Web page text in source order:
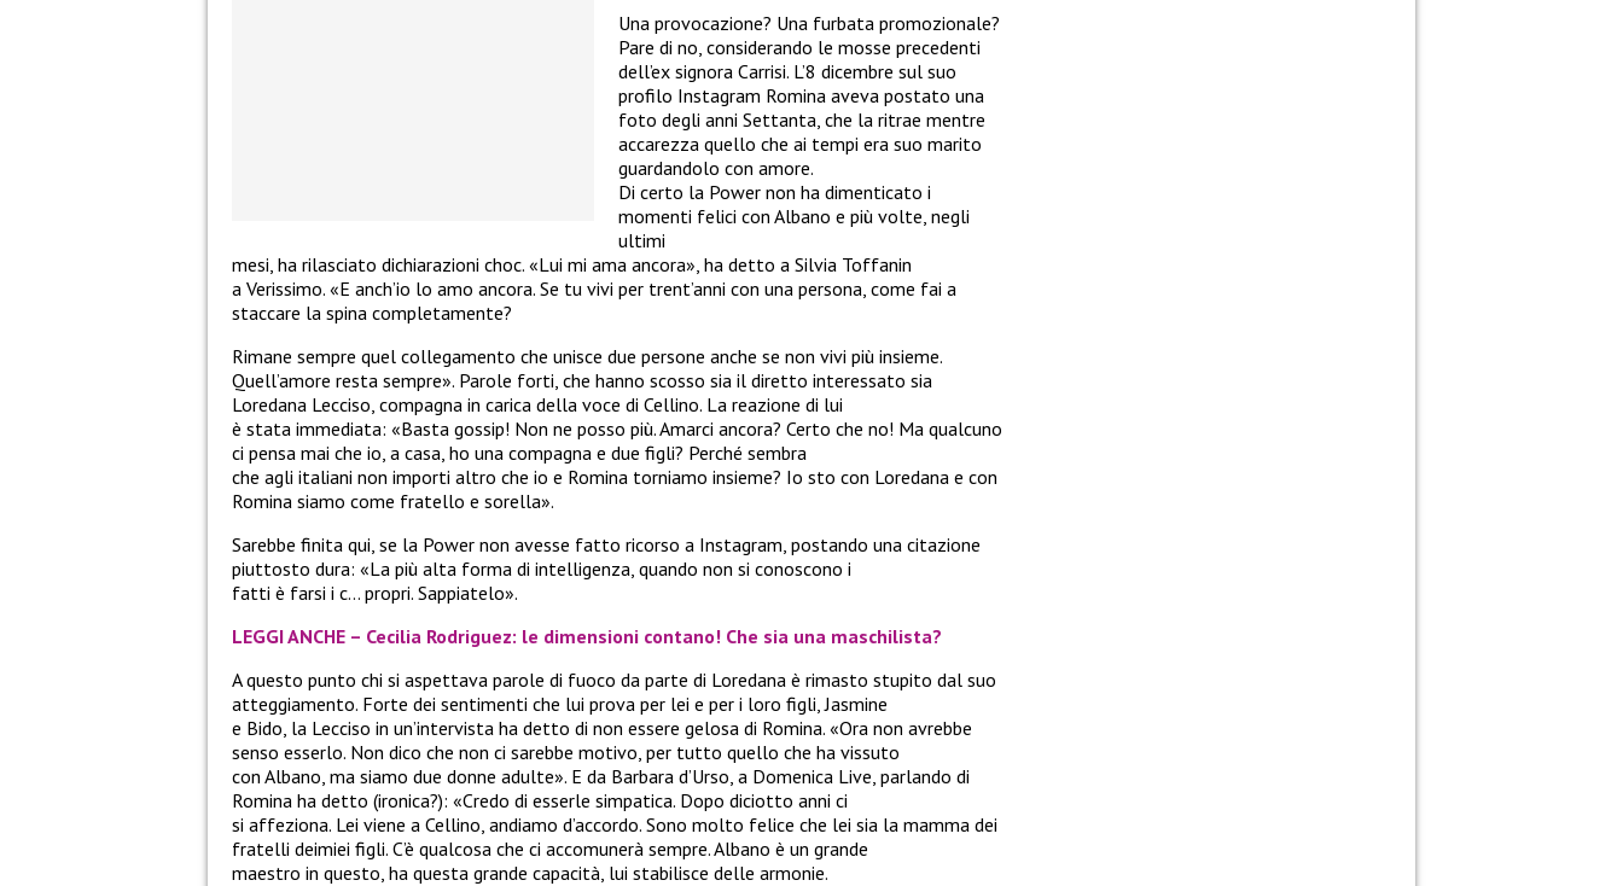
Una provocazione? Una furbata promozionale?
Pare di no, considerando le mosse precedenti
dell’ex signora Carrisi. L’8 dicembre sul suo
profilo Instagram Romina aveva postato una
foto degli anni Settanta, che la ritrae mentre
accarezza quello che ai tempi era suo marito
guardandolo con amore.
Di certo la Power non ha dimenticato i
momenti felici con Albano e più volte, negli
ultimi
mesi, ha rilasciato dichiarazioni choc. «Lui mi ama ancora», ha detto a Silvia Toffanin
a Verissimo. «E anch’io lo amo ancora. Se tu vivi per trent’anni con una persona, come fai a
staccare la spina completamente?
Rimane sempre quel collegamento che unisce due persone anche se non vivi più insieme.
Quell’amore resta sempre». Parole forti, che hanno scosso sia il diretto interessato sia
Loredana Lecciso, compagna in carica della voce di Cellino. La reazione di lui
è stata immediata: «Basta gossip! Non ne posso più. Amarci ancora? Certo che no! Ma qualcuno
ci pensa mai che io, a casa, ho una compagna e due figli? Perché sembra
che agli italiani non importi altro che io e Romina torniamo insieme? Io sto con Loredana e con
Romina siamo come fratello e sorella».
Sarebbe finita qui, se la Power non avesse fatto ricorso a Instagram, postando una citazione
piuttosto dura: «La più alta forma di intelligenza, quando non si conoscono i
fatti è farsi i c… propri. Sappiatelo».
LEGGI ANCHE – Cecilia Rodriguez: le dimensioni contano! Che sia una maschilista?
A questo punto chi si aspettava parole di fuoco da parte di Loredana è rimasto stupito dal suo
atteggiamento. Forte dei sentimenti che lui prova per lei e per i loro figli, Jasmine
e Bido, la Lecciso in un’intervista ha detto di non essere gelosa di Romina. «Ora non avrebbe
senso esserlo. Non dico che non ci sarebbe motivo, per tutto quello che ha vissuto
con Albano, ma siamo due donne adulte». E da Barbara d’Urso, a Domenica Live, parlando di
Romina ha detto (ironica?): «Credo di esserle simpatica. Dopo diciotto anni ci
si affeziona. Lei viene a Cellino, andiamo d’accordo. Sono molto felice che lei sia la mamma dei
fratelli deimiei figli. C’è qualcosa che ci accomunerà sempre. Albano è un grande
maestro in questo, ha questa grande capacità, lui stabilisce delle armonie.